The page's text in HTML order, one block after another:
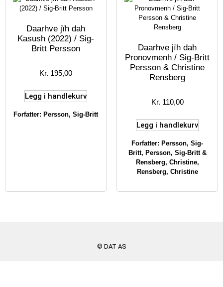
Daarhve jïh dah
Kasush (2022) / Sig-
Britt Persson
Kr 195,00
Legg i handlekurv
Forfatter: Persson, Sig-Britt
Daarhve jïh dah
Pronovmenh / Sig-Britt
Persson & Christine
Rensberg
Kr 110,00
Legg i handlekurv
Forfatter: Persson, Sig-
Britt, Persson, Sig-Britt &
Rensberg, Christine,
Rensberg, Christine
© DAT AS